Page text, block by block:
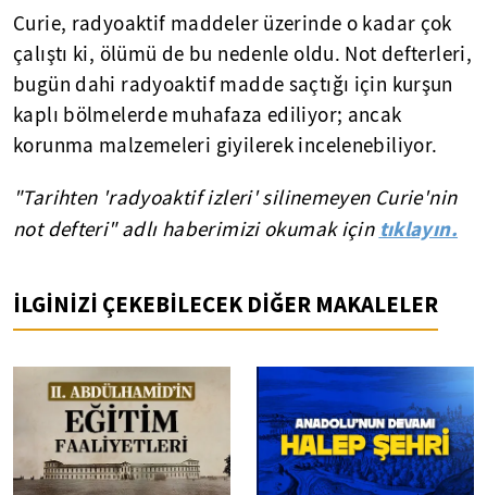
Curie, radyoaktif maddeler üzerinde o kadar çok
çalıştı ki, ölümü de bu nedenle oldu. Not defterleri,
bugün dahi radyoaktif madde saçtığı için kurşun
kaplı bölmelerde muhafaza ediliyor; ancak
korunma malzemeleri giyilerek incelenebiliyor.
"Tarihten 'radyoaktif izleri' silinemeyen Curie'nin
not defteri" adlı haberimizi okumak için tıklayın.
İLGİNİZİ ÇEKEBİLECEK DİĞER MAKALELER